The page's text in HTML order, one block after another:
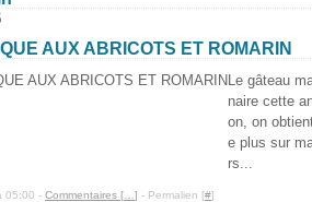
AUX ABRICOTS ET ROMARIN
Le gâteau
naire cette
on, on
e plus sur
rs...
05:00 - Commentaires [ ] - Permalien [#]